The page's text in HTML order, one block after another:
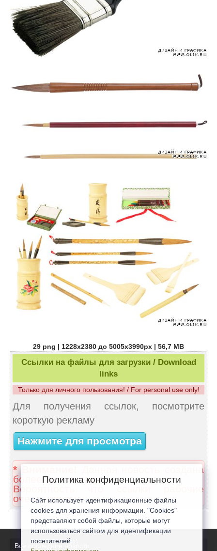
29 png | 1228x2380 до 5005х3990px | 56,7 MB
Ссылки на файлы для загрузки / Download
links
Только для личного пользования! / For personal use only!
Для получения ссылок, посмотрите
короткую рекламу
Нажмите для просмотра
* Внимание!
Данная новость создана
более 2 лет назад.
Вероятность что ссылки рабочие
очень низкая.
Все последние новости
Политика конфиденциальности
Сайт использует идентификационные файлы
cookies для хранения информации. "Cookies"
представляют собой файлы, которые могут
использоваться сайтом для идентификации
посетителей...